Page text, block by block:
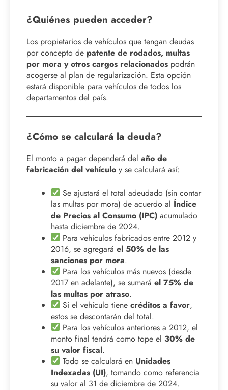
¿Quiénes pueden acceder?
Los propietarios de vehículos que tengan deudas
por concepto de patente de rodados, multas
por mora y otros cargos relacionados podrán
acogerse al plan de regularización. Esta opción
estará disponible para vehículos de todos los
departamentos del país.
¿Cómo se calculará la deuda?
El monto a pagar dependerá del año de
fabricación del vehículo y se calculará así:
Se ajustará el total adeudado (sin contar
las multas por mora) de acuerdo al Índice
de Precios al Consumo (IPC) acumulado
hasta diciembre de 2024.
Para vehículos fabricados entre 2012 y
2016, se agregará el 50% de las
sanciones por mora.
Para los vehículos más nuevos (desde
2017 en adelante), se sumará el 75% de
las multas por atraso.
Si el vehículo tienecréditos a favor,
estos se descontarán del total.
Para los vehículos anteriores a 2012, el
monto final tendrá como tope el 30% de
su valor fiscal.
Todo se calculará en Unidades
Indexadas (UI), tomando como referencia
su valor al 31 de diciembre de 2024.